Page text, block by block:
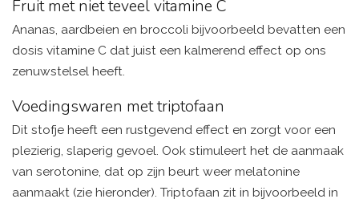
Fruit met niet teveel vitamine C
Ananas, aardbeien en broccoli bijvoorbeeld bevatten een
dosis vitamine C dat juist een kalmerend effect op ons
zenuwstelsel heeft.
Voedingswaren met triptofaan
Dit stofje heeft een rustgevend effect en zorgt voor een
plezierig, slaperig gevoel. Ook stimuleert het de aanmaak
van serotonine, dat op zijn beurt weer melatonine
aanmaakt (zie hieronder). Triptofaan zit in bijvoorbeeld in